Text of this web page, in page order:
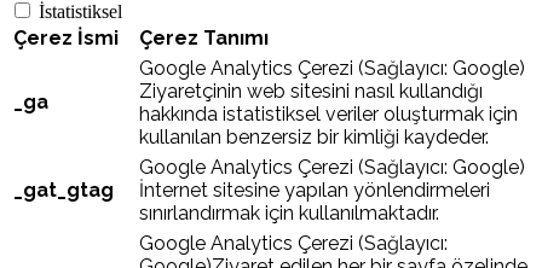
İstatistiksel
Çerez İsmi Çerez Tanımı
_ga
Google Analytics Çerezi (Sağlayıcı: Google)
Ziyaretçinin web sitesini nasıl kullandığı
hakkında istatistiksel veriler oluşturmak için
kullanılan benzersiz bir kimliği kaydeder.
_gat_gtag
Google Analytics Çerezi (Sağlayıcı: Google)
İnternet sitesine yapılan yönlendirmeleri
sınırlandırmak için kullanılmaktadır.
Google Analytics Çerezi (Sağlayıcı: